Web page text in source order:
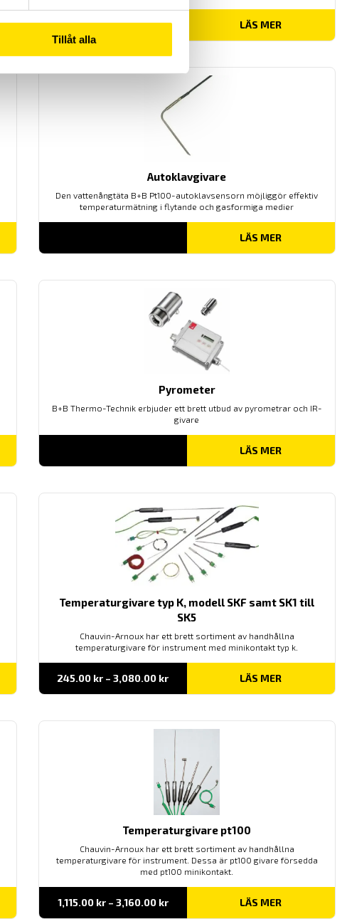
Tillåt alla
LÄS MER
Autoklavgivare
Den vattenångtäta B+B Pt100-autoklavsensorn möjliggör effektiv
temperaturmätning i flytande och gasformiga medier
LÄS MER
Pyrometer
B+B Thermo-Technik erbjuder ett brett utbud av pyrometrar och IR-
givare
LÄS MER
Temperaturgivare typ K, modell SKF samt SK1 till
SK5
Chauvin-Arnoux har ett brett sortiment av handhållna
temperaturgivare för instrument med minikontakt typ k.
245.00 kr – 3,080.00 krPrisintervall:
till
LÄS MER
Temperaturgivare pt100
Chauvin-Arnoux har ett brett sortiment av handhållna
temperaturgivare för instrument. Dessa är pt100 givare försedda
med pt100 minikontakt.
1,115.00 kr – 3,160.00 krPrisintervall:
LÄS MER